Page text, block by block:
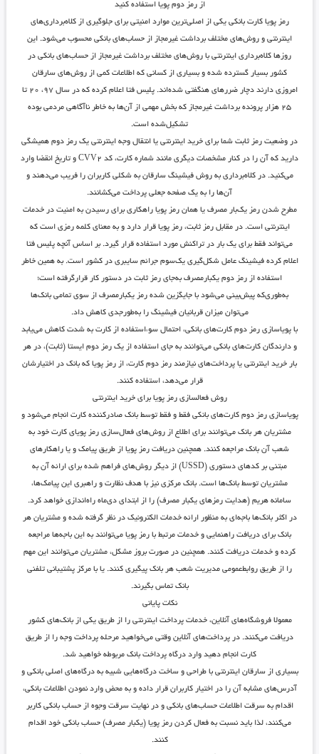
از رمز دوم پویا استفاده کنید
رمز پویا کارت بانکی یکی از اصلی‌ترین موارد امنیتی برای جلوگیری از کلاه‌برداری‌های
اینترنتی و روش‌های مختلف برداشت غیرمجاز از حساب‌های بانکی محسوب می‌شود. این
روز‌ها کلاه‌برداری اینترنتی با روش‌های مختلف برداشت غیرمجاز از حساب‌های بانکی در
کشور بسیار گسترده شده و بسیاری از کسانی که اطلاعات کمی از روش‌های سارقان
امروزی دارند دچار ضرر‌های هنگفتی شده‌اند. پلیس فتا اعلام کرده که در سال ۹۷، ۲۰ تا
۲۵ هزار پرونده برداشت غیرمجاز که بخش مهمی از آن‌ها به خاطر ناآگاهی مردمی بوده
تشکیل‌شده است.
در وضعیت رمز ثابت شما برای خرید اینترنتی یا انتقال وجه اینترنتی یک رمز دوم همیشگی
دارید که آن را در کنار مشخصات دیگری مانند شماره کارت، کد CVV۲ و تاریخ انقضا وارد
می‌کنید. در کلاه‌برداری به روش فیشینگ سارقان به شکلی کاربران را فریب می‌دهند و
آن‌ها را به یک صفحه جعلی پرداخت می‌کشانند.
مطرح شدن رمز یک‌بار مصرف یا همان رمز پویا راهکاری برای رسیدن به امنیت در خدمات
اینترنتی است. در مقابل رمز ثابت، رمز پویا قرار دارد و به معنای کلمه رمزی است که
می‌تواند فقط برای یک بار در تراکنش مورد استفاده قرار گیرد. بر اساس آنچه پلیس فتا
اعلام کرده فیشینگ عامل شکل‌گیری یک‌سوم جرائم سایبری در کشور است. به همین خاطر
استفاده از رمز دوم یکبارمصرف به‌جای رمز ثابت در دستور کار قرارگرفته است؛
به‌طوری‌که پیش‌بینی می‌شود با جایگزین شده رمز یکبارمصرف از سوی تمامی بانک‌ها
می‌توان میزان قربانیان فیشینگ را به‌طورجدی کاهش داد.
با پویاسازی رمز دوم کارت‌های بانکی، احتمال سوء‌استفاده از کارت به شدت کاهش می‌یابد
و دارندگان کارت‌های بانکی می‌توانند به جای استفاده از یک رمز دوم ایستا (ثابت)، در هر
بار خرید اینترنتی یا پرداخت‌های نیازمند رمز دوم کارت، از رمز پویا که بانک در اختیارشان
قرار می‌دهد، استفاده کنند.
روش فعالسازی رمز پویا برای خرید اینترنتی
پویاسازی رمز دوم کارت‌های بانکی فقط و فقط توسط بانک صادرکننده کارت انجام می‌شود و
مشتریان هر بانک می‌توانند برای اطلاع از روش‌های فعال‌سازی رمز پویای کارت خود به
شعب آن بانک مراجعه کنند. همچنین دریافت رمز پویا از طریق پیامک و یا راهکار‌های
مبتنی بر کد‌های دستوری (USSD) از دیگر روش‌های فراهم شده برای ارائه آن به
مشتریان توسط بانک‌ها است. بانک مرکزی نیز با هدف نظارت و راهبری این پیامک‌ها،
سامانه هریم (هدایت رمز‌های یکبار مصرف) را از ابتدای دی‌ماه راه‌اندازی خواهد کرد.
در اکثر بانک‌ها باجه‌ای به منظور ارائه خدمات الکترونیک در نظر گرفته شده و مشتریان هر
بانک برای دریافت راهنمایی و خدمات مرتبط با رمز پویا می‌توانند به این باجه‌ها مراجعه
کرده و خدمات دریافت کنند. همچنین در صورت بروز مشکل، مشتریان می‌توانند این مهم
را از طریق روابط‌عمومی مدیریت شعب هر بانک پیگیری کنند. یا با مرکز پشتیبانی تلفنی
بانک تماس بگیرند.
نکات پایانی
معمولا فروشگاه‌های آنلاین، خدمات پرداخت اینترنتی را از طریق یکی از بانک‌های کشور
دریافت می‌کنند. در پرداخت‌های آنلاین وقتی می‌خواهید مرحله پرداخت وجه را از طریق
کارت انجام دهید وارد درگاه پرداخت بانک مربوطه خواهید شد.
بسیاری از سارقان اینترنتی با طراحی و ساخت درگاه‌هایی شبیه به درگاه‌های اصلی بانکی و
آدرس‌های مشابه آن را در اختیار کاربران قرار داده و به محض وارد نمودن اطلاعات بانکی،
اقدام به سرقت اطلاعات حساب‌های بانکی و در نهایت سرقت وجوه از حساب بانکی کاربر
می‌کنند، لذا باید نسبت به فعال کردن رمز پویا (یکبار مصرف) حساب بانکی خود اقدام
کنند.